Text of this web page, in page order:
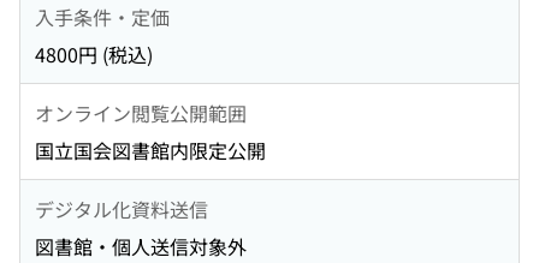
入手条件・定価
4800円 (税込)
オンライン閲覧公開範囲
国立国会図書館内限定公開
デジタル化資料送信
図書館・個人送信対象外